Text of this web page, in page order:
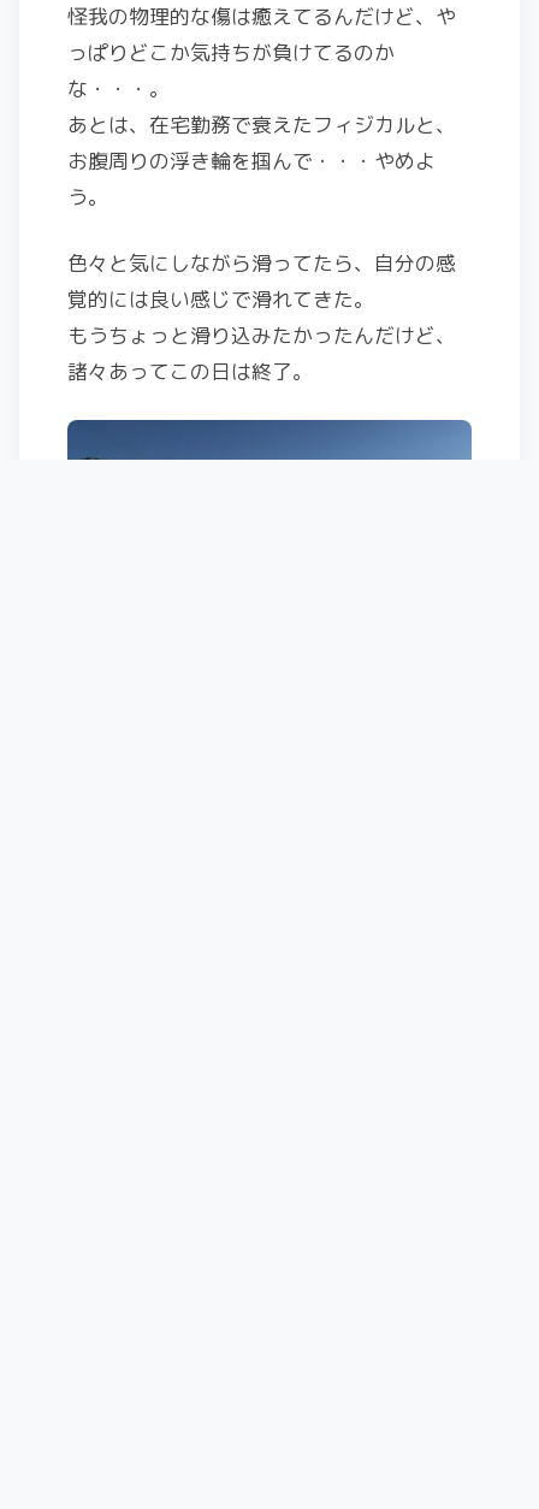
怪我の物理的な傷は癒えてるんだけど、や
っぱりどこか気持ちが負けてるのか
な・・・。
あとは、在宅勤務で衰えたフィジカルと、
お腹周りの浮き輪を掴んで・・・やめよ
う。
色々と気にしながら滑ってたら、自分の感
覚的には良い感じで滑れてきた。
もうちょっと滑り込みたかったんだけど、
諸々あってこの日は終了。